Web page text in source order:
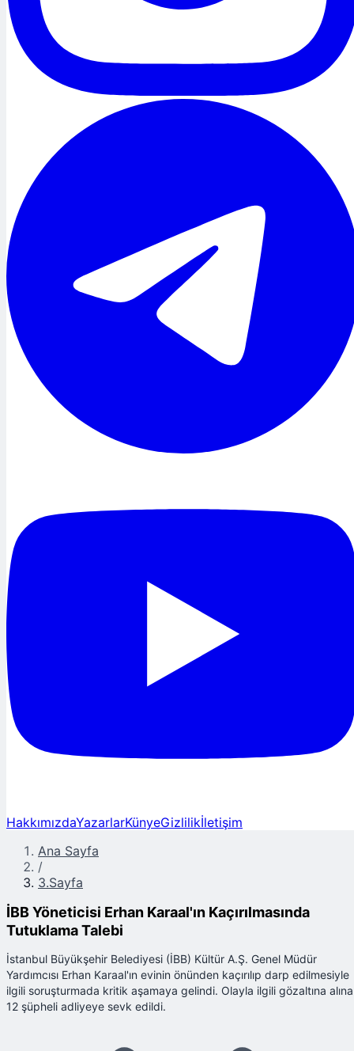
HakkımızdaYazarlarKünyeGizlilikİletişim
Ana Sayfa
/
3.Sayfa
İBB Yöneticisi Erhan Karaal'ın Kaçırılmasında
Tutuklama Talebi
İstanbul Büyükşehir Belediyesi (İBB) Kültür A.Ş. Genel Müdür
Yardımcısı Erhan Karaal'ın evinin önünden kaçırılıp darp edilmesiyle
ilgili soruşturmada kritik aşamaya gelindi. Olayla ilgili gözaltına
12 şüpheli adliyeye sevk edildi.